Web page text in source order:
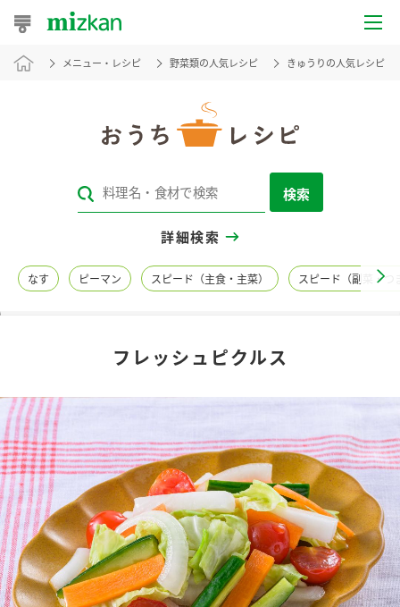
おうちレシピ
レシピカテゴリ一覧
レシピ名特集
商品カテゴリ
酢 調味酢
お酢ドリンク ぽん酢
新商品一覧
キャンペーン情報
ブランド・スペシャルサイト
ブランド・スペシャルサイト トップ
メニュー・レシピ 野菜類の人気レシピ きゅうりの人気レシピ
検索
詳細検索
なす ピーマン スピード（主食・主菜） スピード（副菜・つ
フレッシュピクルス